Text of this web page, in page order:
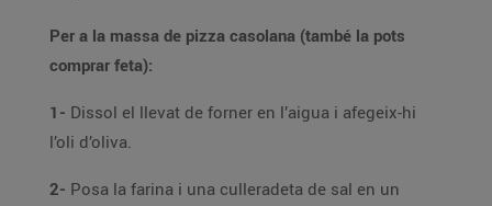
Per a la massa de pizza casolana (també la pots
comprar feta):
1- Dissol el llevat de forner en l’aigua i afegeix-hi
l’oli d’oliva.
2- Posa la farina i una culleradeta de sal en un